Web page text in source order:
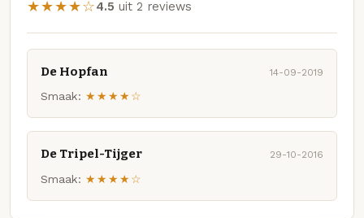
★★★★☆4.5 uit 2 reviews
De Hopfan 14-09-2019
Smaak: ★★★★☆
De Tripel-Tijger 29-10-2016
Smaak: ★★★★☆